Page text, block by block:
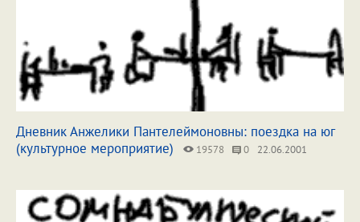
Дневник Анжелики Пантелеймоновны: поездка на юг
(культурное мероприятие)
19578 0 22.06.2001